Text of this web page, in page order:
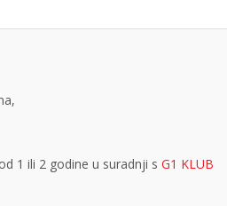
1 ili 2 godine u suradnji s G1 KLUB